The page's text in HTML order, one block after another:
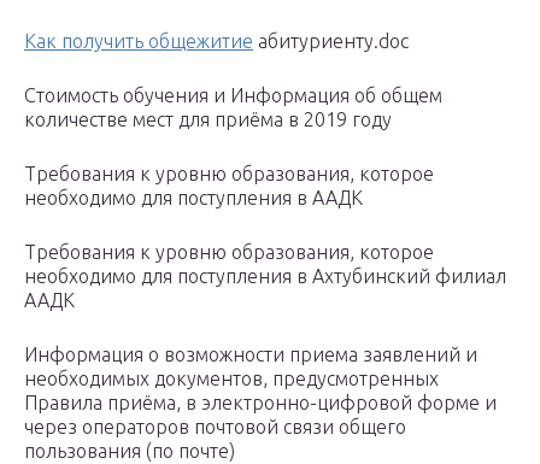
Как получить общежитие абитуриенту.doc
Стоимость обучения и Информация об общем
количестве мест для приёма в 2019 году
Требования к уровню образования, которое
необходимо для поступления в ААДК
Требования к уровню образования, которое
необходимо для поступления в Ахтубинский филиал
ААДК
Информация о возможности приема заявлений и
необходимых документов, предусмотренных
Правила приёма, в электронно-цифровой форме и
через операторов почтовой связи общего
пользования (по почте)